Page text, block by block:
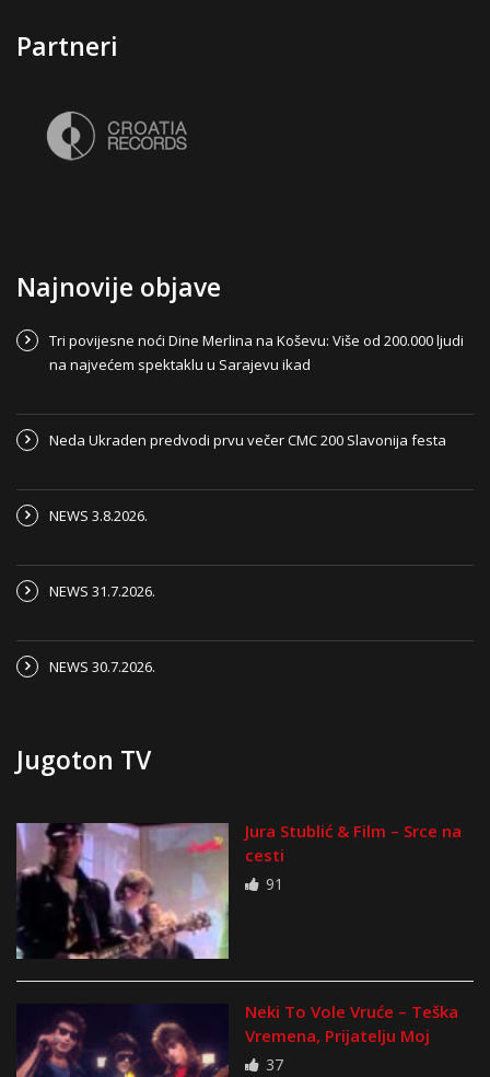
Partneri
Najnovije objave
Tri povijesne noći Dine Merlina na Koševu: Više od 200.000 ljudi
na najvećem spektaklu u Sarajevu ikad
Neda Ukraden predvodi prvu večer CMC 200 Slavonija festa
NEWS 3.8.2026.
NEWS 31.7.2026.
NEWS 30.7.2026.
Jugoton TV
Jura Stublić & Film – Srce na
cesti
91
Neki To Vole Vruće – Teška
Vremena, Prijatelju Moj
37